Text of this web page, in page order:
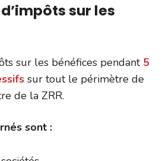
sur les
sur les bénéfices pendant 5
sur tout le périmètre de
de la ZRR.
sont :